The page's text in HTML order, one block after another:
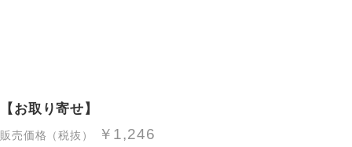
【お取り寄せ】
販売価格（税抜） ￥1,246